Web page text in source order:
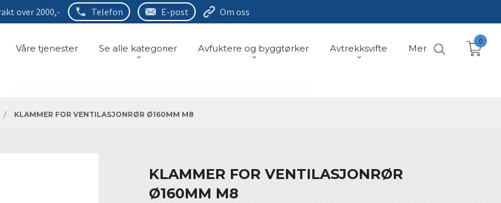
over 2000,- Telefon E-post Om oss
Våre tjenester Se alle kategorier Avfuktere og byggtørker Avtrekksvifte Mer
0
KLAMMER FOR VENTILASJONRØR Ø160MM M8
KLAMMER FOR VENTILASJONRØR
Ø160MM M8